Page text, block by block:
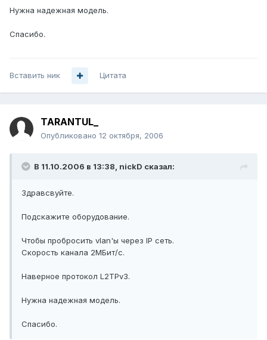
Нужна надежная модель.
Спасибо.
Вставить ник Цитата
TARANTUL_
Опубликовано 12 октября, 2006
В 11.10.2006 в 13:38, nickD сказал:
Здравсвуйте.
Подскажите оборудование.
Чтобы пробросить vlan'ы через IP сеть.
Скорость канала 2МБит/c.
Наверное протокол L2TPv3.
Нужна надежная модель.
Спасибо.